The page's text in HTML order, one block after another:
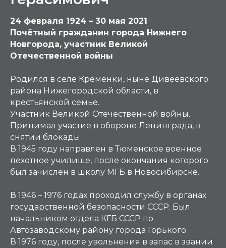
24 февраля 1924 – 30 мая 2021
Почётный гражданин города Нижнего
Новгорода, участник Великой
Отечественной войны
Родился в селе Кремёнки, ныне Дивеевского
района Нижегородской области, в
крестьянской семье.
Участник Великой Отечественной войны.
Принимал участие в обороне Ленинграда, в
снятии блокады.
В 1945 году направлен в Тюменское военное
пехотное училище, после окончания которого
был зачислен в школу МГБ в Новосибирске.
В 1946 – 1976 годах проходил службу в органах
государственной безопасности СССР. Был
начальником отдела КГБ СССР по
Автозаводскому району города Горького.
В 1976 году, после увольнения в запас в звании